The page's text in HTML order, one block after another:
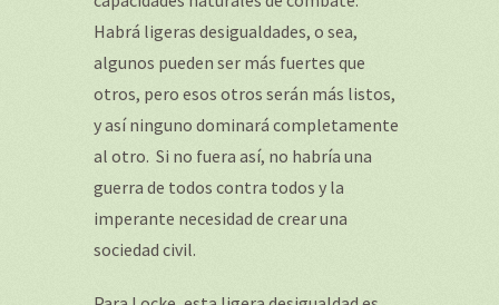
Habrá ligeras desigualdades, o sea,
algunos pueden ser más fuertes que
otros, pero esos otros serán más listos,
y así ninguno dominará completamente
al otro. Si no fuera así, no habría una
guerra de todos contra todos y la
imperante necesidad de crear una
sociedad civil.